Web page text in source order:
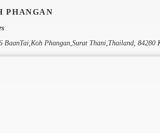
PHANGAN
BaanTai,Koh Phangan,Surat Thani,Thailand, 84280